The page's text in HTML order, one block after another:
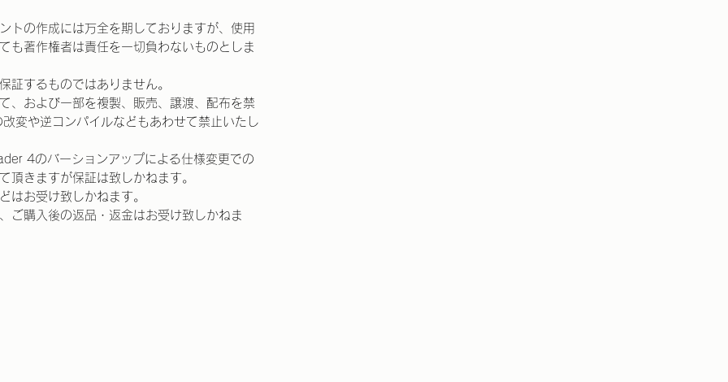
トの作成には万全を期しておりますが、使用
も著作権者は責任を一切負わないものとしま
証するものではありません。
、および一部を複製、販売、譲渡、配布を禁
変や逆コンパイルなどもあわせて禁止いたし
4のバーションアップによる仕様変更での
頂きますが保証は致しかねます。
お受け致しかねます。
ご購入後の返品・返金はお受け致しかねま